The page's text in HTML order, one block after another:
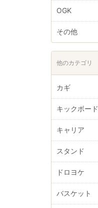
OGK
その他
他のカテゴリ
カギ
キックボード
キャリア
スタンド
ドロヨケ
バスケット